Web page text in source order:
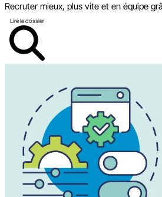
Recruter mieux, plus vite et en équipe
Lire le dossier